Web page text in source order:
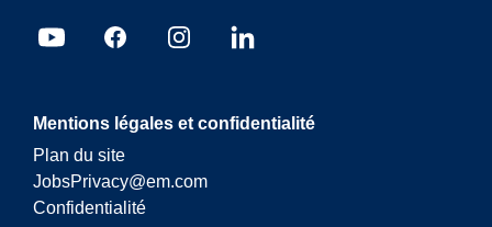
Mentions légales et confidentialité
Plan du site
JobsPrivacy@em.com
Confidentialité